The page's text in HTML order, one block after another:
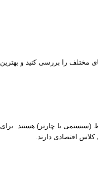
مختلف را بررسی کنید و بهترین
(سیستمی یا چارتر) هستند. برای
اقتصادی دارند.